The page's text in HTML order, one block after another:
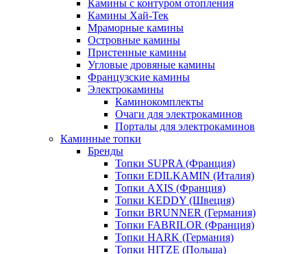
Камины с контуром отопления
Камины Хай-Тек
Мраморные камины
Островные камины
Пристенные камины
Угловые дровяные камины
Французские камины
Электрокамины
Каминокомплекты
Очаги для электрокаминов
Порталы для электрокаминов
Каминные топки
Бренды
Топки SUPRA (Франция)
Топки EDILKAMIN (Италия)
Топки AXIS (Франция)
Топки KEDDY (Швеция)
Топки BRUNNER (Германия)
Топки FABRILOR (Франция)
Топки HARK (Германия)
Топки HITZE (Польша)